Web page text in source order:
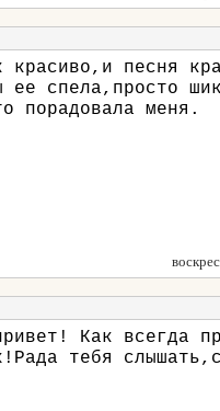
красиво,и песня
ее спела,просто
порадовала меня.
Как всегда
тебя